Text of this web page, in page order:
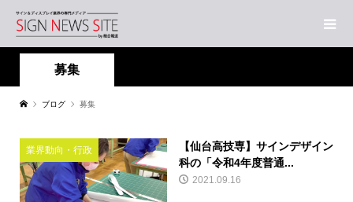
募集
ブログ 募集
業界動向・行政
【仙台高技専】サインデザイン
科の「令和4年度普通...
2021.09.16